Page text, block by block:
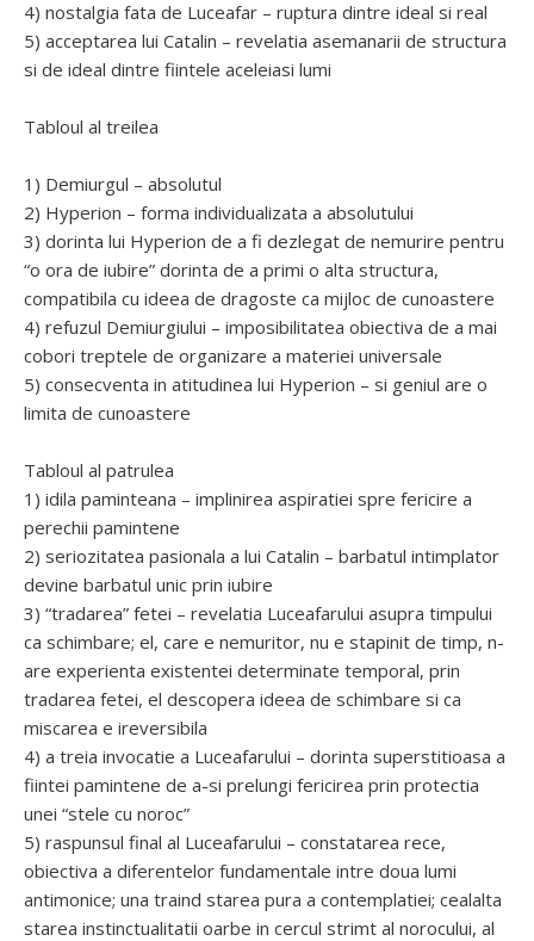
4) nostalgia fata de Luceafar – ruptura dintre ideal si real
5) acceptarea lui Catalin – revelatia asemanarii de structura
si de ideal dintre fiintele aceleiasi lumi
Tabloul al treilea
1) Demiurgul – absolutul
2) Hyperion – forma individualizata a absolutului
3) dorinta lui Hyperion de a fi dezlegat de nemurire pentru
“o ora de iubire” dorinta de a primi o alta structura,
compatibila cu ideea de dragoste ca mijloc de cunoastere
4) refuzul Demiurgiului – imposibilitatea obiectiva de a mai
cobori treptele de organizare a materiei universale
5) consecventa in atitudinea lui Hyperion – si geniul are o
limita de cunoastere
Tabloul al patrulea
1) idila paminteana – implinirea aspiratiei spre fericire a
perechii pamintene
2) seriozitatea pasionala a lui Catalin – barbatul intimplator
devine barbatul unic prin iubire
3) “tradarea” fetei – revelatia Luceafarului asupra timpului
ca schimbare; el, care e nemuritor, nu e stapinit de timp, n-
are experienta existentei determinate temporal, prin
tradarea fetei, el descopera ideea de schimbare si ca
miscarea e ireversibila
4) a treia invocatie a Luceafarului – dorinta superstitioasa a
fiintei pamintene de a-si prelungi fericirea prin protectia
unei “stele cu noroc”
5) raspunsul final al Luceafarului – constatarea rece,
obiectiva a diferentelor fundamentale intre doua lumi
antimonice; una traind starea pura a contemplatiei; cealalta
starea instinctualitatii oarbe in cercul strimt al norocului, al